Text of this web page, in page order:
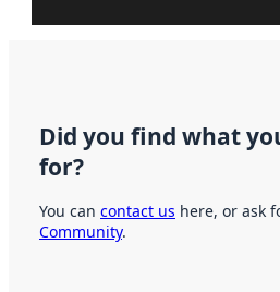
Did you find what
for?
You can contact us here, or ask
Community.